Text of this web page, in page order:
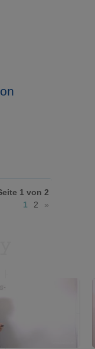
1 von 2
1
2 »